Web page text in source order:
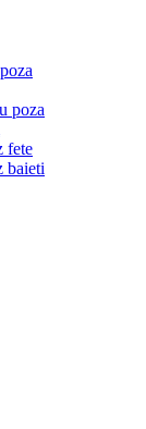
poza
fete
baieti